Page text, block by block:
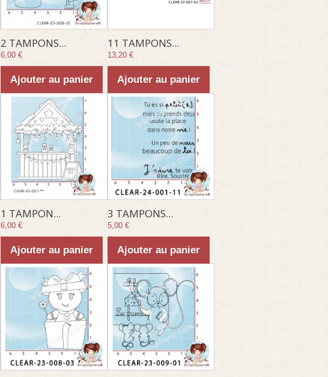
2 TAMPONS...
6,00 €
Ajouter au panier
11 TAMPONS...
13,20 €
Ajouter au panier
1 TAMPON...
6,00 €
Ajouter au panier
3 TAMPONS...
5,00 €
Ajouter au panier